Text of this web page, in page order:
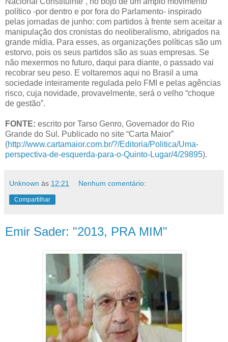
político -por dentro e por fora do Parlamento- inspirado
pelas jornadas de junho: com partidos à frente sem aceitar a
manipulação dos cronistas do neoliberalismo, abrigados na
grande mídia. Para esses, as organizações políticas são um
estorvo, pois os seus partidos são as suas empresas. Se
não mexermos no futuro, daqui para diante, o passado vai
recobrar seu peso. E voltaremos aqui no Brasil a uma
sociedade inteiramente regulada pelo FMI e pelas agências
risco, cuja novidade, provavelmente, será o velho “choque
de gestão”.
FONTE: escrito por Tarso Genro, Governador do Rio
Grande do Sul. Publicado no site “Carta Maior”
(http://www.cartamaior.com.br/?/Editoria/Politica/Uma-
perspectiva-de-esquerda-para-o-Quinto-Lugar/4/29895).
Unknown às 12:21 Nenhum comentário:
Compartilhar
Emir Sader: "2013, PRA MIM"